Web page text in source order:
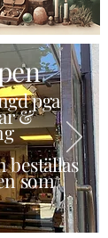
pga
&
beställas
som